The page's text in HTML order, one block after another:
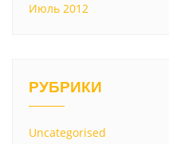
Июль 2012
РУБРИКИ
Uncategorised